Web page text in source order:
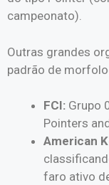
campeonato).
Outras grandes
padrão de
FCI: Grupo
Pointers
American
faro ativo